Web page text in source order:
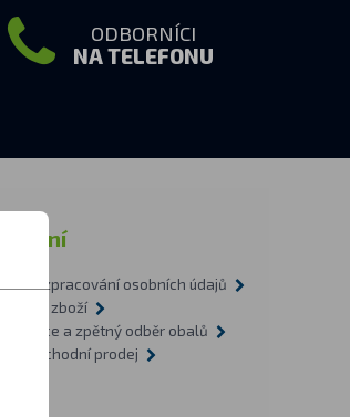
ODBORNÍCI
NA TELEFONU
Ostatní
zpracování osobních údajů
zboží
a zpětný odběr obalů
prodej